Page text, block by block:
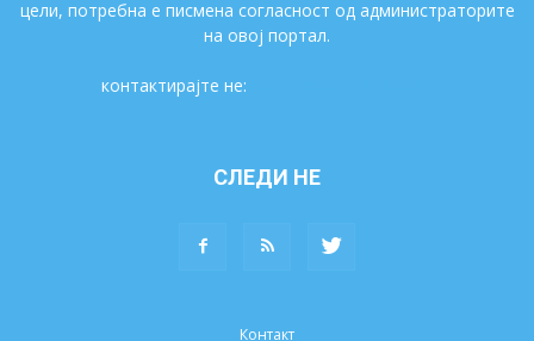
цели, потребна е писмена согласност од администраторите
на овој портал.
контактирајте не:
СЛЕДИ НЕ
Контакт